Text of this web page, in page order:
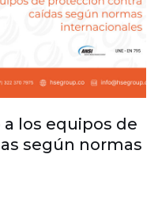
los equipos de
según normas